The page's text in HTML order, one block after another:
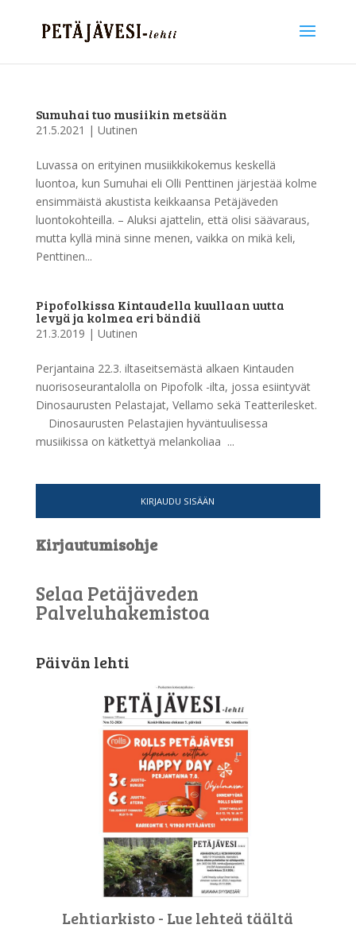
Sumuhai tuo musiikin metsään
21.5.2021 | Uutinen
Luvassa on erityinen musiikkikokemus keskellä
luontoa, kun Sumuhai eli Olli Penttinen järjestää kolme
ensimmäistä akustista keikkaansa Petäjäveden
luontokohteilla. – Aluksi ajattelin, että olisi säävaraus,
mutta kyllä minä sinne menen, vaikka on mikä keli,
Penttinen...
Pipofolkissa Kintaudella kuullaan uutta
levyä ja kolmea eri bändiä
21.3.2019 | Uutinen
Perjantaina 22.3. iltaseitsemästä alkaen Kintauden
nuorisoseurantalolla on Pipofolk -ilta, jossa esiintyvät
Dinosaurusten Pelastajat, Vellamo sekä Teatterilesket.
Dinosaurusten Pelastajien hyväntuulisessa
musiikissa on kätkettyä melankoliaa ...
KIRJAUDU SISÄÄN
Kirjautumisohje
Selaa Petäjäveden
Palveluhakemistoa
Päivän lehti
Lehtiarkisto - Lue lehteä täältä